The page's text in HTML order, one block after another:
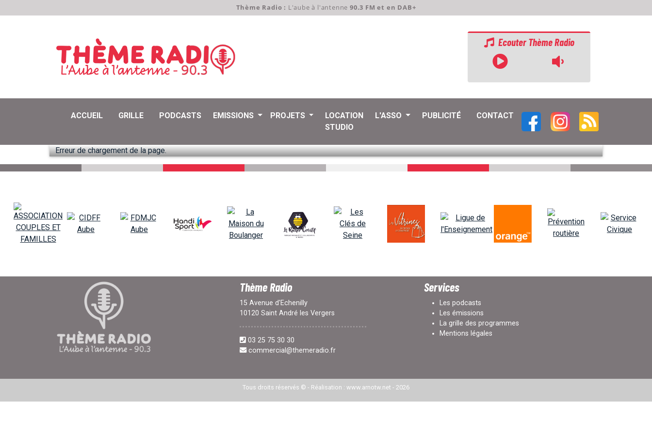
Thème Radio : L'aube à l'antenne 90.3 FM et en DAB+
Ecouter Thème Radio
ACCUEIL GRILLE PODCASTS EMISSIONS PROJETS
LOCATION
STUDIO
L'ASSO PUBLICITÉ CONTACT
Erreur de chargement de la page.
Thème Radio
15 Avenue d'Echenilly
10120 Saint André les Vergers
03 25 75 30 30
commercial@themeradio.fr
Services
Les podcasts
Les émissions
La grille des programmes
Mentions légales
Tous droits réservés © - Réalisation : www.arnotw.net - 2026